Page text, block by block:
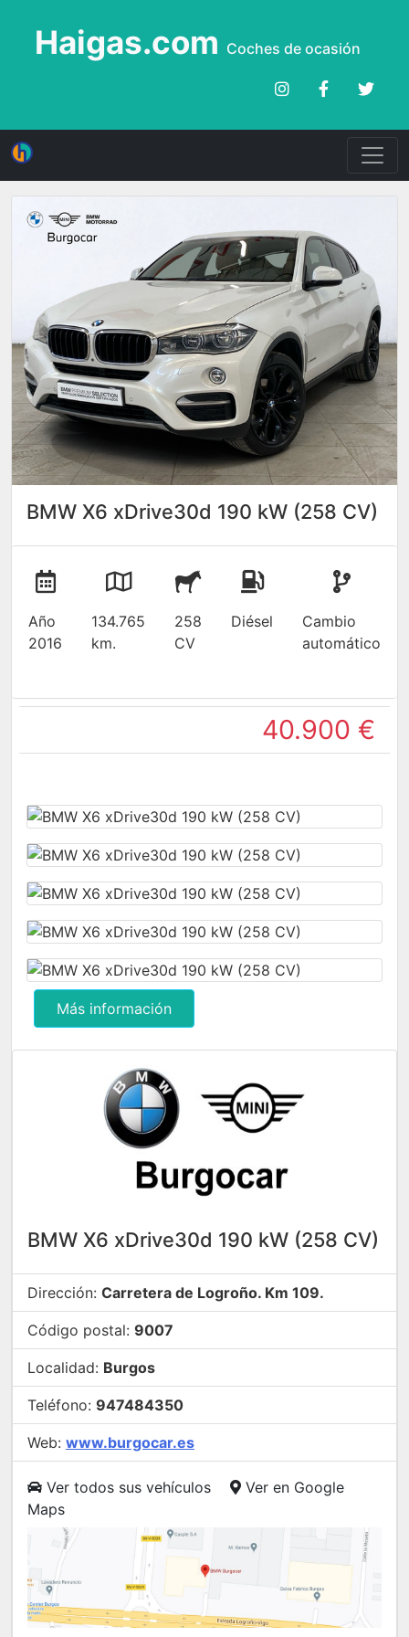
Haigas.com Coches de ocasión
BMW X6 xDrive30d 190 kW (258 CV)
Año
2016
134.765
km.
258
CV
Diésel
Cambio
automático
40.900 €
Más información
BMW X6 xDrive30d 190 kW (258 CV)
Dirección: Carretera de Logroño. Km 109.
Código postal: 9007
Localidad: Burgos
Teléfono: 947484350
Web: www.burgocar.es
Ver todos sus vehículos
Ver en Google
Maps